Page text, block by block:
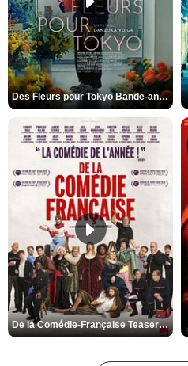
Des Fleurs pour Tokyo Bande-annonce VO STFR
De la Comédie-Française Teaser (3) VF